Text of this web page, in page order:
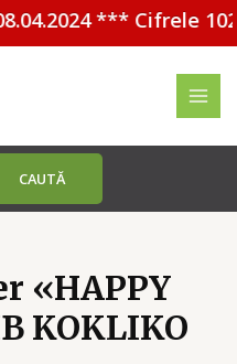
*** Cifrele 102
CAUTĂ
«HAPPY
KOKLIKO